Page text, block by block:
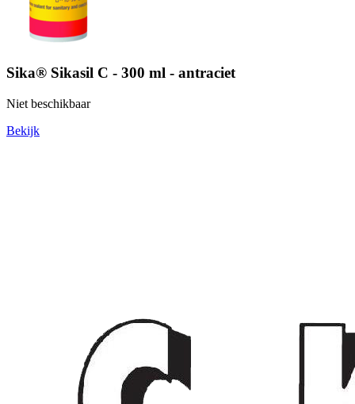
Sika® Sikasil C - 300 ml - antraciet
Niet beschikbaar
Bekijk